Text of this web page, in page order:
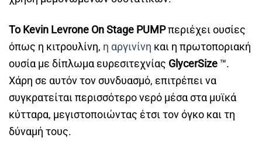
Το Kevin Levrone On Stage PUMPπεριέχει ουσίες
όπως η κιτρουλίνη, η αργινίνη και η πρωτοποριακή
ουσία με δίπλωμα ευρεσιτεχνίας GlycerSize ™.
Χάρη σε αυτόν τον συνδυασμό, επιτρέπει να
συγκρατείται περισσότερο νερό μέσα στα μυϊκά
κύτταρα, μεγιστοποιώντας έτσι τον όγκο και τη
δύναμή τους.